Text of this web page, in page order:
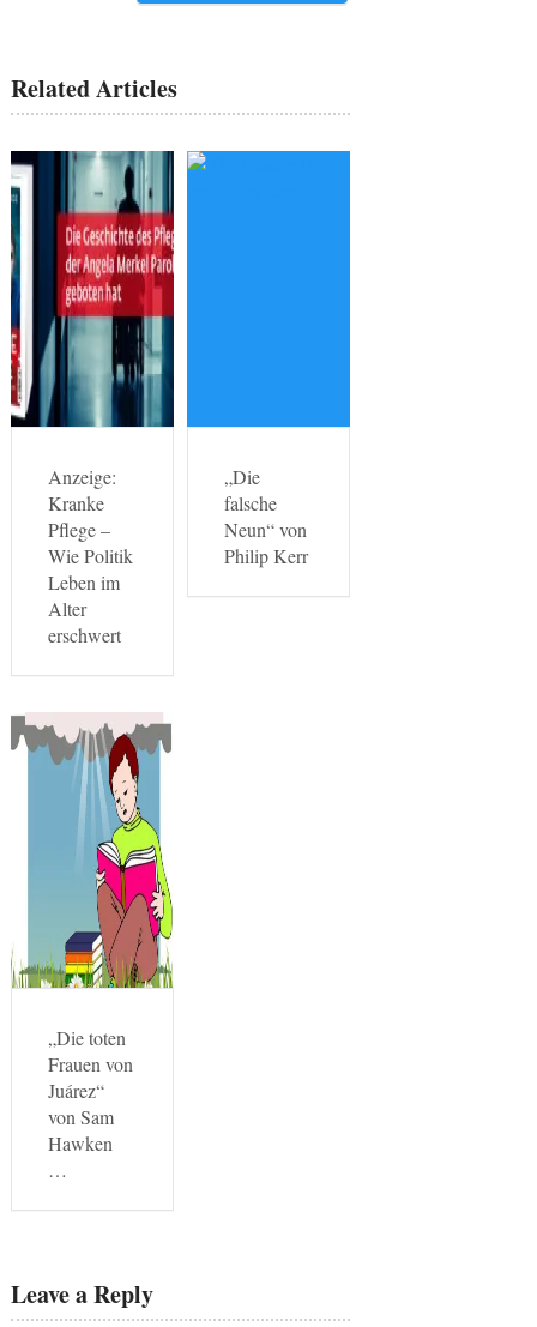
Related Articles
Anzeige:
Kranke
Pflege –
Wie Politik
Leben im
Alter
erschwert
„Die
falsche
Neun“ von
Philip Kerr
„Die toten
Frauen von
Juárez“
von Sam
Hawken
…
Leave a Reply